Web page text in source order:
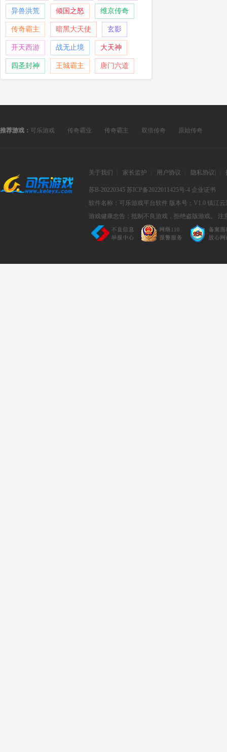
异兽洪荒 倾国之怒 维京传奇
传奇霸主 暗黑大天使 玄影
开天西游 战无止境 大天神
四圣封神 王城霸主 唐门六道
推荐游戏： 可乐游戏 传奇霸业 传奇霸主 双倍传奇 原始传奇
关于我们 家长监护 用户协议 隐私协议
苏B-20220345 苏ICP备2022011425号-4 企业证书
软件名称：可乐游戏平台软件 版本号：V1.0 镇江云
游戏健康忠告：抵制不良游戏，拒绝盗版游戏。